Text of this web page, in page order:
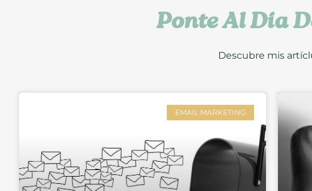
Ponte Al Día
Descubre mis
EMAIL MARKETING